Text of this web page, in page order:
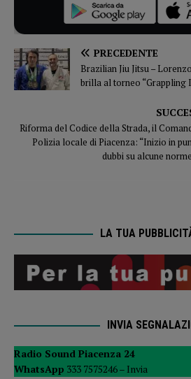
PRECEDENTE
Brazilian Jiu Jitsu –
brilla al torneo “Grappling
Riforma del Codice della Strada, il
Polizia locale di Piacenza: “Inizio in
dubbi su alcune
LA TUA
INVIA
Radio Sound Piacenza 24
WhatsApp 333 7575246 – Invia